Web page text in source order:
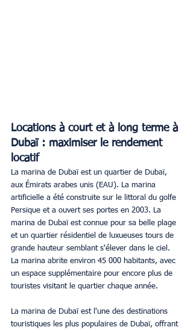
Locations à court et à long terme à
Dubaï : maximiser le rendement
locatif
La marina de Dubaï est un quartier de Dubaï,
aux Émirats arabes unis (EAU). La marina
artificielle a été construite sur le littoral du golfe
Persique et a ouvert ses portes en 2003. La
marina de Dubaï est connue pour sa belle plage
et un quartier résidentiel de luxueuses tours de
grande hauteur semblant s'élever dans le ciel.
La marina abrite environ 45 000 habitants, avec
un espace supplémentaire pour encore plus de
touristes visitant le quartier chaque année.
La marina de Dubaï est l'une des destinations
touristiques les plus populaires de Dubaï, offrant